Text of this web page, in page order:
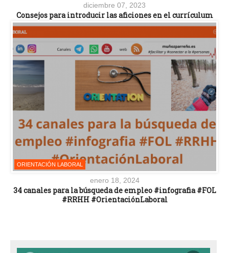
diciembre 07, 2023
Consejos para introducir las aficiones en el currículum
ORIENTACIÓN LABORAL
enero 18, 2024
34 canales para la búsqueda de empleo #infografia #FOL
#RRHH #OrientaciónLaboral